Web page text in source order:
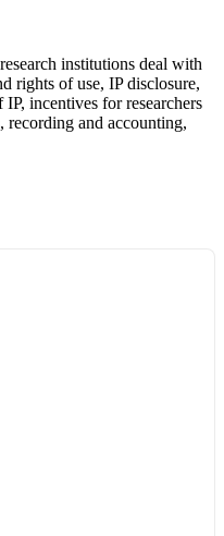
institutions deal with
rights of use, IP disclosure,
incentives for researchers
recording and accounting,